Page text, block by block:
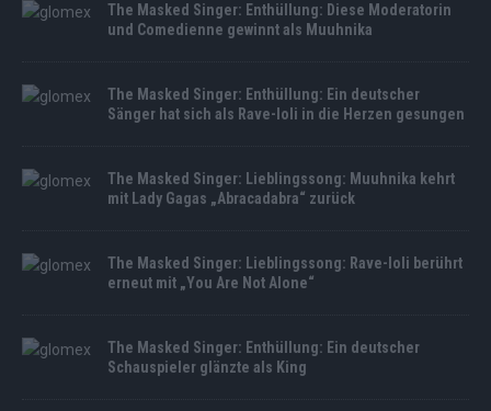
The Masked Singer: Enthüllung: Diese Moderatorin
und Comedienne gewinnt als Muuhnika
The Masked Singer: Enthüllung: Ein deutscher
Sänger hat sich als Rave-Ioli in die Herzen gesungen
The Masked Singer: Lieblingssong: Muuhnika kehrt
mit Lady Gagas „Abracadabra“ zurück
The Masked Singer: Lieblingssong: Rave-Ioli berührt
erneut mit „You Are Not Alone“
The Masked Singer: Enthüllung: Ein deutscher
Schauspieler glänzte als King